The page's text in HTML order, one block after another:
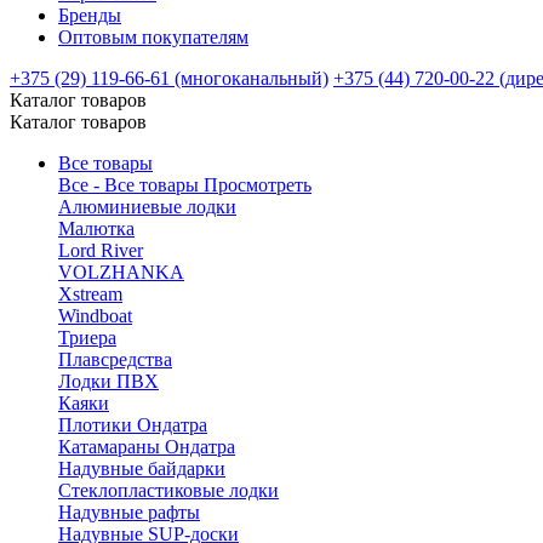
Бренды
Оптовым покупателям
+375 (29) 119-66-61 (многоканальный) +375 (44) 720-00-22
Каталог товаров
Каталог товаров
Все товары
Все - Все товары Просмотреть
Алюминиевые лодки
Малютка
Lord River
VOLZHANKA
Xstream
Windboat
Триера
Плавсредства
Лодки ПВХ
Каяки
Плотики Ондатра
Катамараны Ондатра
Надувные байдарки
Стеклопластиковые лодки
Надувные рафты
Надувные SUP-доски